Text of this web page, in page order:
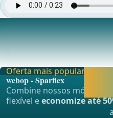
Angiografia
Visualização dos ramos
artéria subclávia esquerda.
Oferta mais popular
webop - Sparflex
Combine nossos módulos
flexível eeconomize até